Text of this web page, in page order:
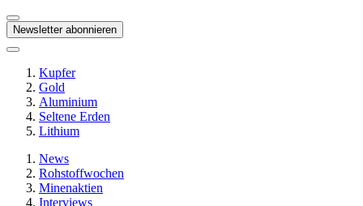
Newsletter abonnieren
Kupfer
Gold
Aluminium
Seltene Erden
Lithium
News
Rohstoffwochen
Minenaktien
Interviews